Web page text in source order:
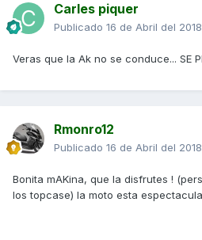
Carles piquer
Publicado 16 de Abril del 2018
Veras que la Ak no se conduce... SE
Rmonro12
Publicado 16 de Abril del 2018
Bonita mAKina, que la disfrutes !
los topcase) la moto esta